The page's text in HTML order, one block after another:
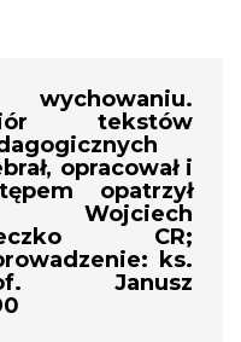
tekstów
opracował i
opatrzył
Wojciech
CR;
ks.
Janusz